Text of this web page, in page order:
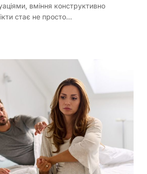
вміння конструктивно
стає не просто…